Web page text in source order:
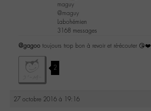
maguy
@maguy
Labohémien
3168 messages
@gagoo toujours trop bon à revoir et ré-écouter 😘❤️
2
27 octobre 2016 à 19:16